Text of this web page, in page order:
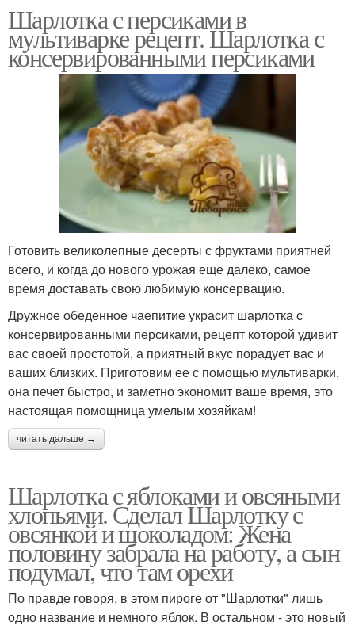
Шарлотка с персиками в
мультиварке рецепт. Шарлотка с
консервированными персиками
Готовить великолепные десерты с фруктами приятней
всего, и когда до нового урожая еще далеко, самое
время доставать свою любимую консервацию.
Дружное обеденное чаепитие украсит шарлотка с
консервированными персиками, рецепт которой удивит
вас своей простотой, а приятный вкус порадует вас и
ваших близких. Приготовим ее с помощью мультиварки,
она печет быстро, и заметно экономит ваше время, это
настоящая помощница умелым хозяйкам!
читать дальше →
Шарлотка с яблоками и овсяными
хлопьями. Сделал Шарлотку с
овсянкой и шоколадом: Жена
половину забрала на работу, а сын
подумал, что там орехи
По правде говоря, в этом пироге от "Шарлотки" лишь
одно название и немного яблок. В остальном - это новый